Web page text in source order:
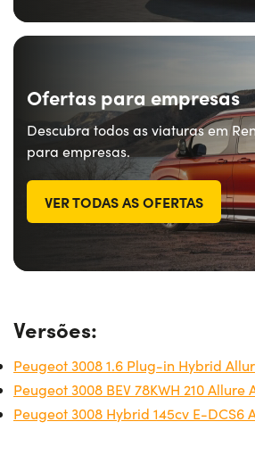
Ofertas para empresas
Descubra todos as viaturas em
para empresas.
VER TODAS AS OFERTAS
Versões:
Peugeot 3008 1.6 Plug-in Hybrid
Peugeot 3008 BEV 78KWH 210 Allure
Peugeot 3008 Hybrid 145cv E-DCS6